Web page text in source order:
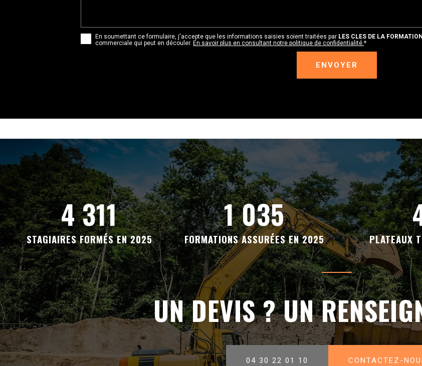
En soumettant ce formulaire, j'accepte que les informations saisies soient traitées par LES CLES DE LA FORMATION
commerciale qui peut en découler. En savoir plus en consultant notre politique de confidentialité.*
4 311
STAGIAIRES FORMÉS EN 2025
1 035
FORMATIONS ASSURÉES EN 2025 PLATEAUX
UN DEVIS ? UN
04 30 22 01 10 CONTACTEZ-